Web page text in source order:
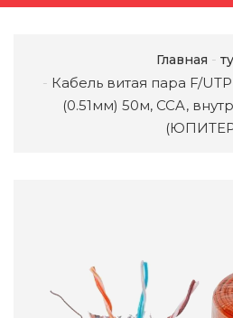
Главная
Кабель витая пара F/
(0.51мм) 50м, CCA,